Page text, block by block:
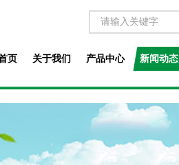
页 关于我们 产品中心 新闻动态